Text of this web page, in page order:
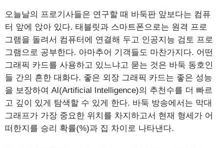
오늘날의 프로기사들은 연구할 때 바둑판 앞보다는 컴퓨
터 앞에 앉아 있다. 태블릿과 스마트폰으로는 원격 프로
그램을 돌려서 컴퓨터에 연결해 두고 인공지능 검토 프로
그램으로 공부한다. 아마추어 기객들도 마찬가지다. 어떤
그래픽 카드를 사용하고 있느냐고 묻는 것은 바둑 동호인
들 간의 흔한 대화다. 좋은 외장 그래픽 카드는 좋은 성능
을 보장하여 AI(Artificial Intelligence)의 추천수를 더 빠르
고 깊이 있게 탐색할 수 있게 한다. 바둑 방송에서는 막대
그래프가 가장 중요한 위치를 차지하고서 현재 형세가 어
떠한지를 승리 확률(%)과 집 차이로 나타낸다.